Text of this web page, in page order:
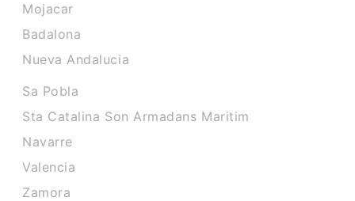
Mojacar
Badalona
Nueva Andalucia
Sa Pobla
Sta Catalina Son Armadans Maritim
Navarre
Valencia
Zamora